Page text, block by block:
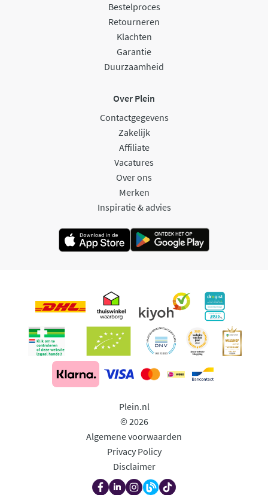
Bestelproces
Retourneren
Klachten
Garantie
Duurzaamheid
Over Plein
Contactgegevens
Zakelijk
Affiliate
Vacatures
Over ons
Merken
Inspiratie & advies
Plein.nl
© 2026
Algemene voorwaarden
Privacy Policy
Disclaimer